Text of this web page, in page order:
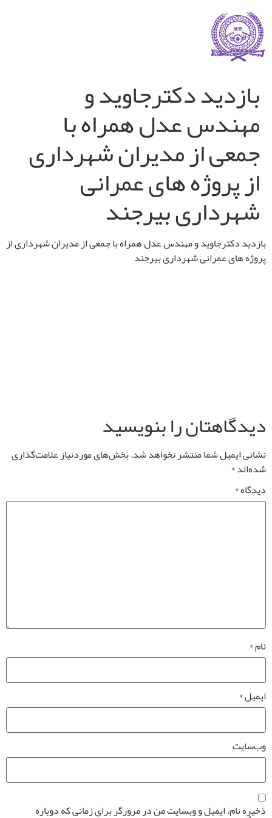
بازدید دکترجاوید و
مهندس عدل همراه با
جمعی از مدیران شهرداری
از پروژه های عمرانی
شهرداری بیرجند
بازدید دکترجاوید و مهندس عدل همراه با جمعی از مدیران شهرداری از
پروژه های عمرانی شهرداری بیرجند
دیدگاهتان را بنویسید
نشانی ایمیل شما منتشر نخواهد شد.بخش‌های موردنیاز علامت‌گذاری
شده‌اند*
دیدگاه*
نام*
ایمیل*
وب‌سایت
ذخیره نام، ایمیل و وبسایت من در مرورگر برای زمانی که دوباره